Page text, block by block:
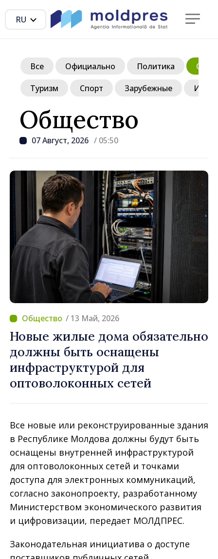
RU
Общество
07 Август, 2026 / 05:50
Все Официально Политика
Туризм Спорт Зарубежные
/ 13 Май, 2026
Новые жилые дома обязательно
должны быть оснащены
инфраструктурой для
оптоволоконных сетей
Все новые или реконструированные здания
в Республике Молдова должны будут быть
оснащены внутренней инфраструктурой
для оптоволоконных сетей и точками
доступа для электронных коммуникаций,
согласно законопроекту, разработанному
Министерством экономического развития
и цифровизации, передает МОЛДПРЕС.
Законодательная инициатива о доступе